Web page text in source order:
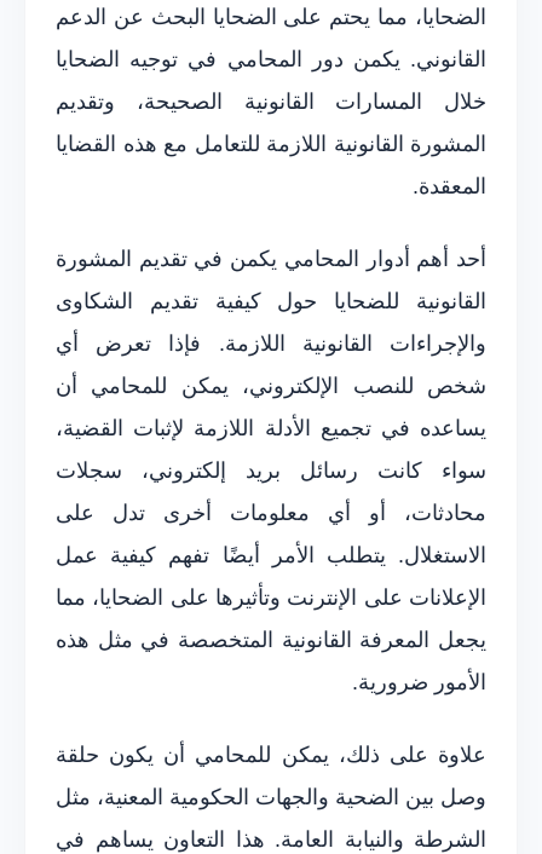
الضحايا، مما يحتم على الضحايا البحث عن الدعم
القانوني. يكمن دور المحامي في توجيه الضحايا
خلال المسارات القانونية الصحيحة، وتقديم
المشورة القانونية اللازمة للتعامل مع هذه القضايا
المعقدة.
أحد أهم أدوار المحامي يكمن في تقديم المشورة
القانونية للضحايا حول كيفية تقديم الشكاوى
والإجراءات القانونية اللازمة. فإذا تعرض أي
شخص للنصب الإلكتروني، يمكن للمحامي أن
يساعده في تجميع الأدلة اللازمة لإثبات القضية،
سواء كانت رسائل بريد إلكتروني، سجلات
محادثات، أو أي معلومات أخرى تدل على
الاستغلال. يتطلب الأمر أيضًا تفهم كيفية عمل
الإعلانات على الإنترنت وتأثيرها على الضحايا، مما
يجعل المعرفة القانونية المتخصصة في مثل هذه
الأمور ضرورية.
علاوة على ذلك، يمكن للمحامي أن يكون حلقة
وصل بين الضحية والجهات الحكومية المعنية، مثل
الشرطة والنيابة العامة. هذا التعاون يساهم في